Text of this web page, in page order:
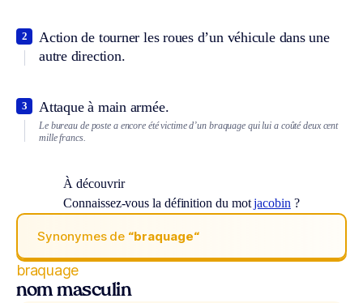
Action de tourner les roues d’un véhicule dans une
autre direction.
2
Attaque à main armée.
3
Le bureau de poste a encore été victime d’un braquage qui lui a coûté deux cent
mille francs.
À découvrir
Connaissez-vous la définition du motjacobin ?
Synonymes de “braquage“
braquage
nom masculin